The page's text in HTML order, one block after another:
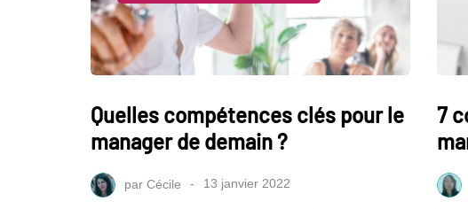
Quelles compétences clés pour le
manager de demain ?
par Cécile 13 janvier 2022
7